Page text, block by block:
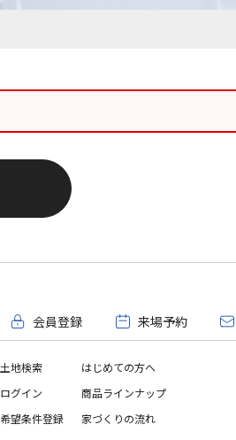
会員登録 来場予約
土地検索
ログイン
希望条件登録
はじめての方へ
商品ラインナップ
家づくりの流れ